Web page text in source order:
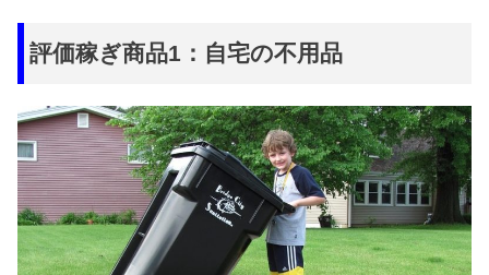
評価稼ぎ商品1：自宅の不用品